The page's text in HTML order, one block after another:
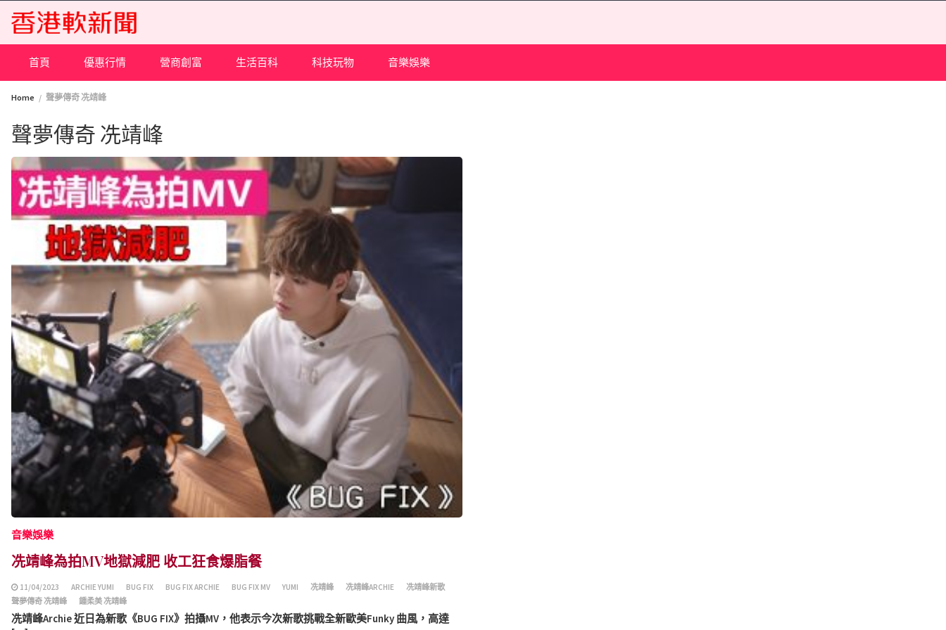
content
首頁 優惠行情 營商創富 生活百科 科技玩物 音樂娛樂
Home 聲夢傳奇 冼靖峰
聲夢傳奇 冼靖峰
音樂娛樂
冼靖峰為拍MV地獄減肥 收工狂食爆脂餐
11/04/2023 ARCHIE YUMI BUG FIX BUG FIX ARCHIE BUG FIX MV YUMI 冼靖峰 冼靖峰ARCHIE
冼靖峰新歌
聲夢傳奇 冼靖峰
鍾柔美 冼靖峰
冼靖峰Archie 近日為新歌《​​BUG FIX》拍攝MV，他表示今次新歌挑戰全新歐美Funky 曲風，高達